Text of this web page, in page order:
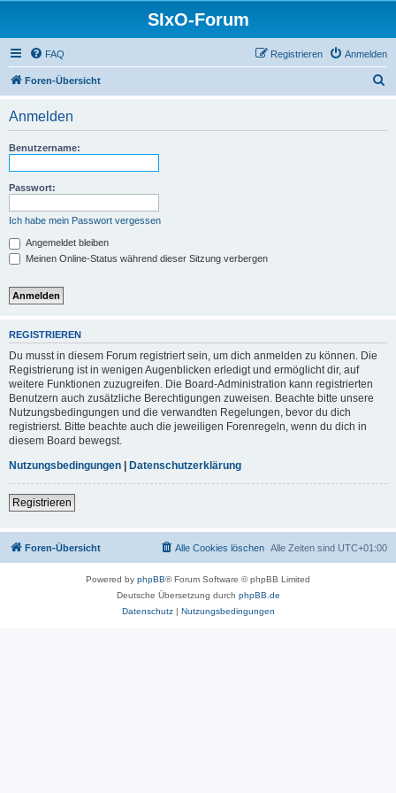
SIxO-Forum
FAQ Anmelden
Registrieren
Foren-Übersicht
Anmelden
Benutzername:
Passwort:
Ich habe mein Passwort vergessen
Angemeldet bleiben
Meinen Online-Status während dieser Sitzung verbergen
REGISTRIEREN
Du musst in diesem Forum registriert sein, um dich anmelden zu können. Die
Registrierung ist in wenigen Augenblicken erledigt und ermöglicht dir, auf
weitere Funktionen zuzugreifen. Die Board-Administration kann registrierten
Benutzern auch zusätzliche Berechtigungen zuweisen. Beachte bitte unsere
Nutzungsbedingungen und die verwandten Regelungen, bevor du dich
registrierst. Bitte beachte auch die jeweiligen Forenregeln, wenn du dich in
diesem Board bewegst.
Nutzungsbedingungen | Datenschutzerklärung
Registrieren
Foren-Übersicht Alle Zeiten sind UTC+01:00
Alle Cookies löschen
Powered by phpBB® Forum Software © phpBB Limited
Deutsche Übersetzung durch phpBB.de
Datenschutz| Nutzungsbedingungen